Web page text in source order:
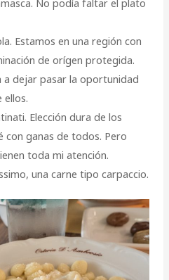
No podía faltar el plato
Estamos en una región con
de orígen protegida.
a dejar pasar la oportunidad
Elección dura de los
con ganas de todos. Pero
toda mi atención.
una carne tipo carpaccio.